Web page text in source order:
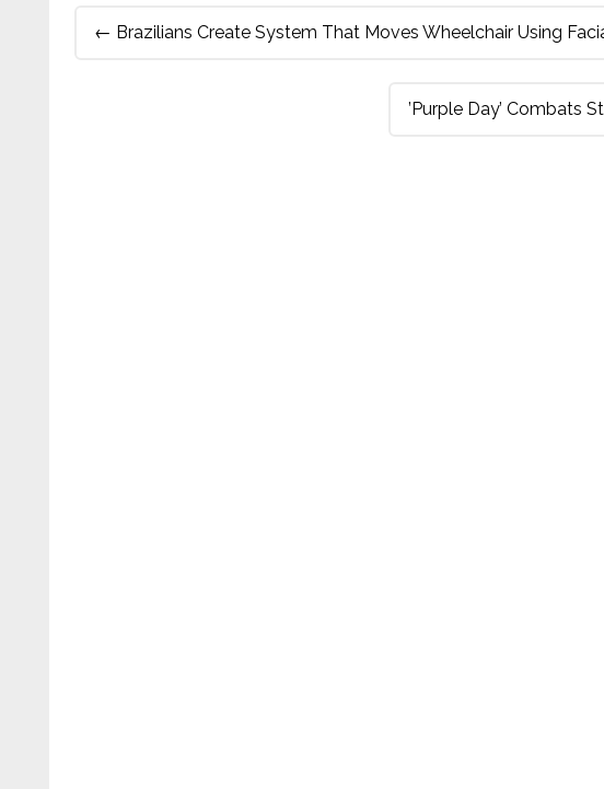
Post
navigation
← Brazilians Create System That Moves Wheelchair Using
’Purple Day’ Combats